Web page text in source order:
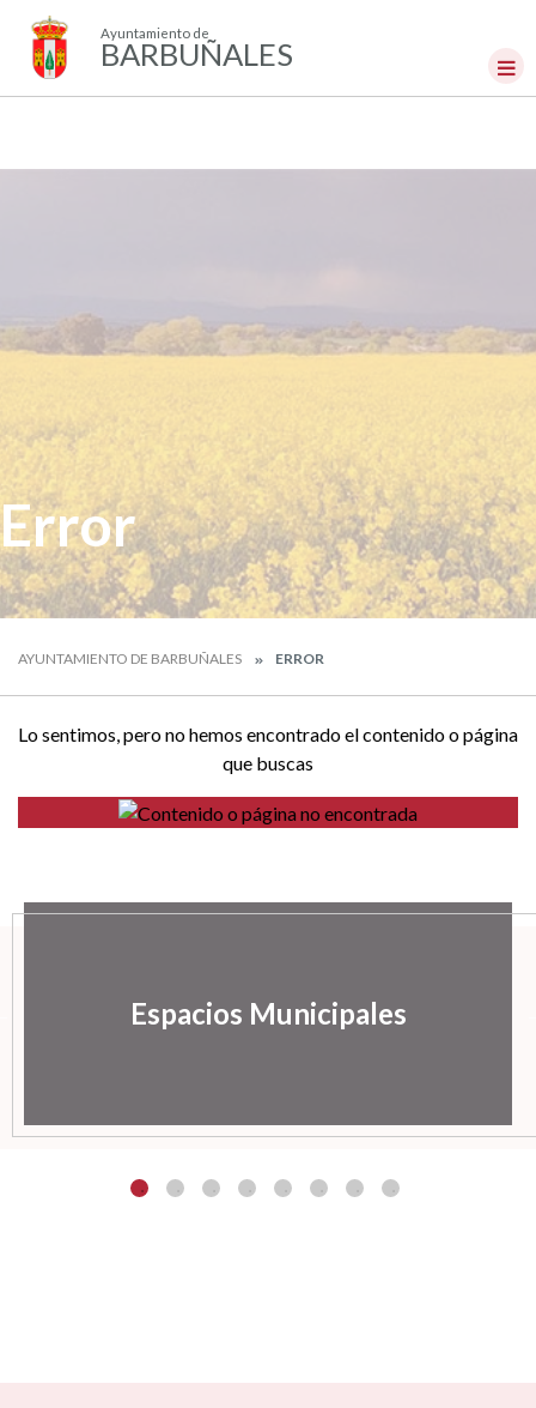
Ayuntamiento de
BARBUÑALES
Error
AYUNTAMIENTO DE BARBUÑALES ERROR
Lo sentimos, pero no hemos encontrado el contenido o página
que buscas
Espacios Municipales